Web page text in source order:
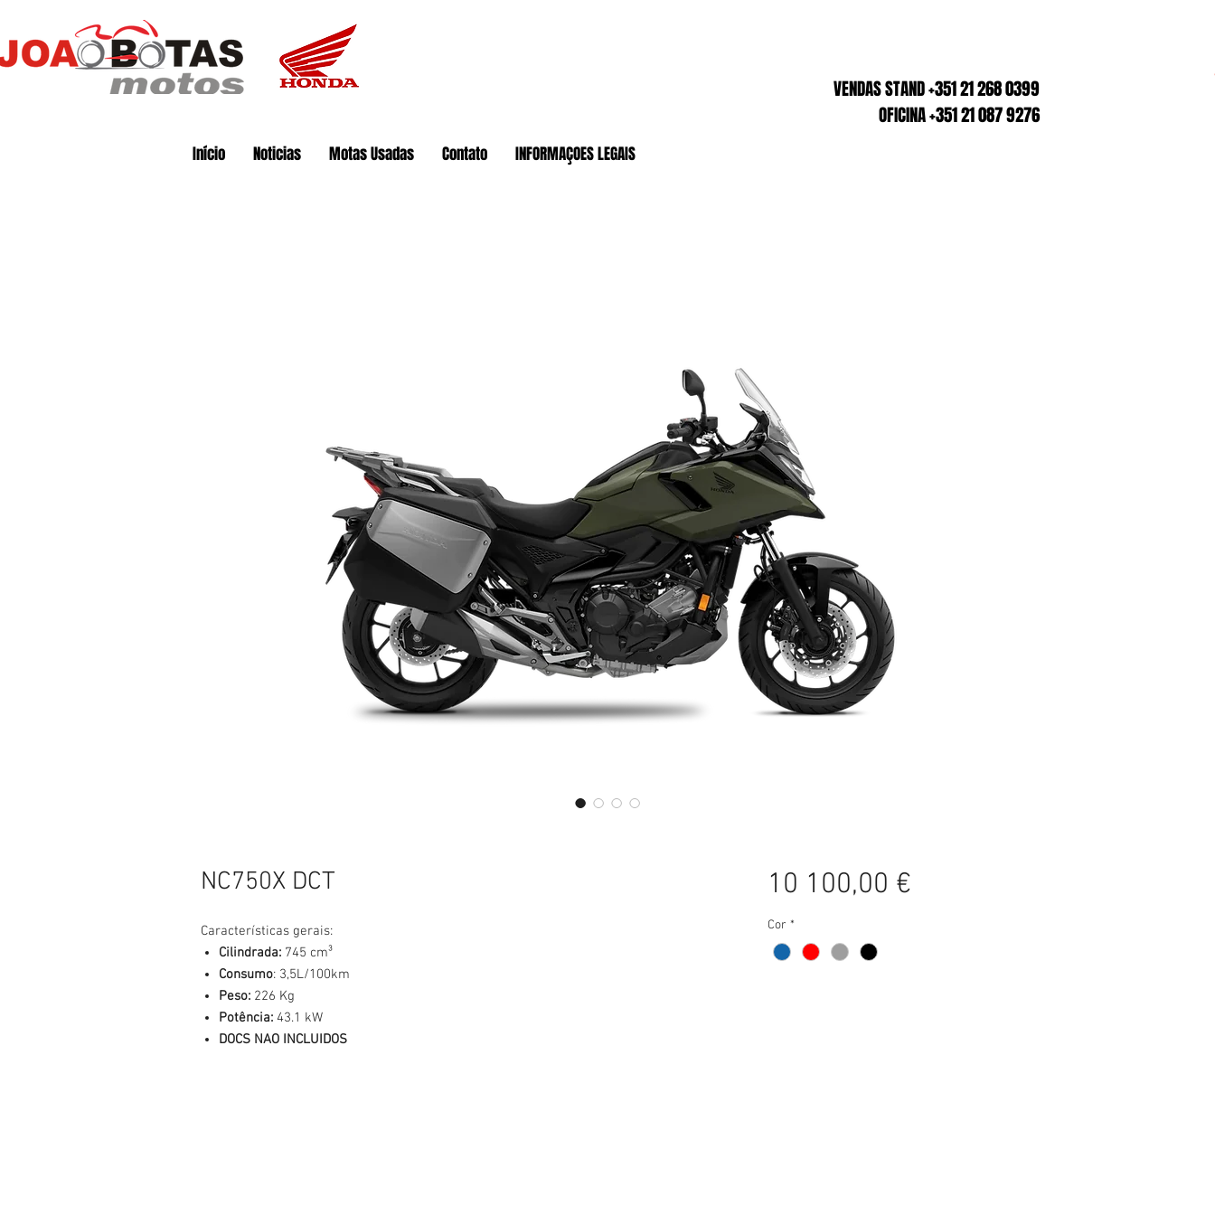
Início Noticias Motas Usadas Contato INFORMAÇOES LEGAIS
NC750X DCT
Características gerais:
Cilindrada: 745 cm³
Consumo: 3,5L/100km
Peso: 226 Kg
Potência: 43.1 kW
DOCS NAO INCLUIDOS
10 100,00 €Preço
Cor *
VENDAS STAND +351 21 268 0399
OFICINA +351 21 087 9276